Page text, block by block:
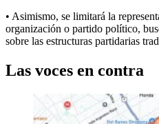
• Asimismo, se limitará la
organización o partido político,
sobre las estructuras partidarias
Las voces en contra